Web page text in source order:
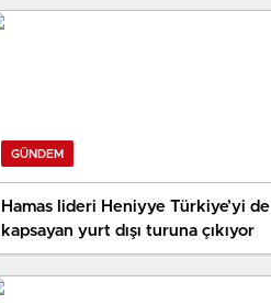
GÜNDEM
Hamas lideri Heniyye Türkiye’yi de
kapsayan yurt dışı turuna çıkıyor